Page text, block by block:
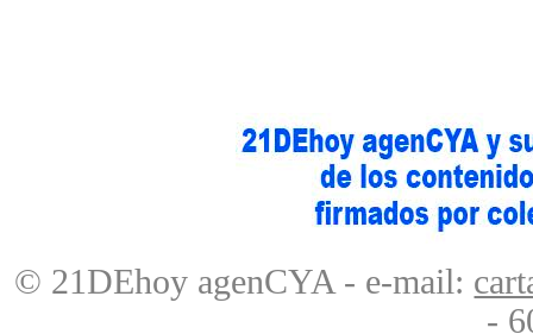
© 21DEhoy agenCYA - e-mail:
-